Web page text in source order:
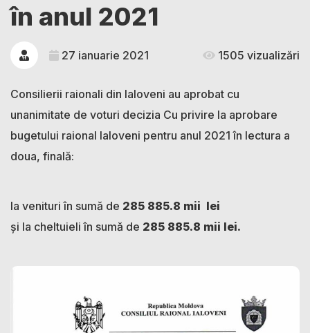
în anul 2021
27 ianuarie 2021 1505 vizualizări
Consilierii raionali din Ialoveni au aprobat cu
unanimitate de voturi decizia Cu privire la aprobare
bugetului raional Ialoveni pentru anul 2021 în lectura a
doua, finală:
la venituri în sumă de 285 885.8 mii lei
şi la cheltuieli în sumă de 285 885.8 mii lei.